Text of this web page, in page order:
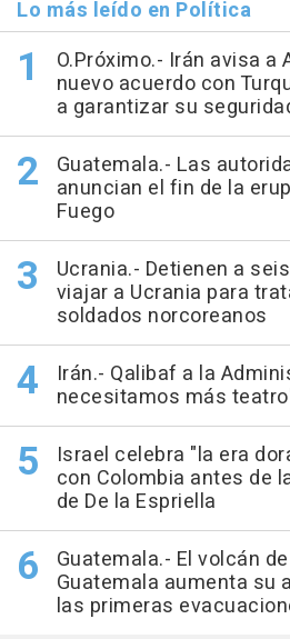
Lo más leído en Política
O.Próximo.- Irán avisa a
nuevo acuerdo con
a garantizar su
Guatemala.- Las
anuncian el fin de la
Fuego
Ucrania.- Detienen a
viajar a Ucrania para
soldados norcoreanos
Irán.- Qalibaf a la
necesitamos más
Israel celebra "la era
con Colombia antes de
de De la Espriella
Guatemala.- El volcán
Guatemala aumenta su
las primeras